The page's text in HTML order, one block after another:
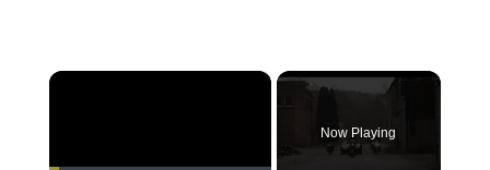
×
Now Playing